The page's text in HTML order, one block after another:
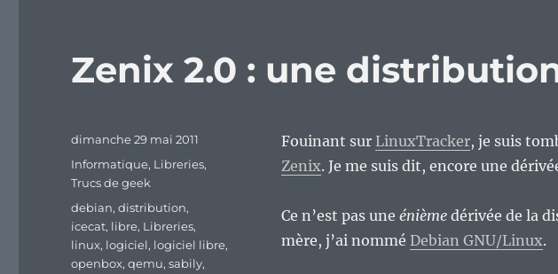
Zenix 2.0 : une
Fouinant sur LinuxTracker, je suis
Zenix. Je me suis dit, encore une
Ce n’est pas une énièmedérivée de la
mère, j’ai nommé Debian GNU/Linux.
Publié
dimanche 29 mai 2011
Catégories
Informatique, Libreries,
Trucs de geek
Étiquettes
debian,distribution,
icecat, libre, Libreries,
linux, logiciel, logiciel libre,
openbox,qemu,sabily,